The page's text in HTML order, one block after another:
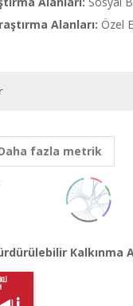
Alanları: Özel
fazla metrik
Kalkınma